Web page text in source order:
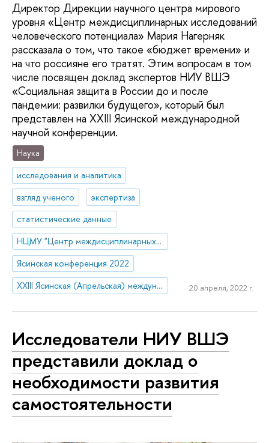
Директор Дирекции научного центра мирового
уровня «Центр междисциплинарных исследований
человеческого потенциала» Мария Нагерняк
рассказала о том, что такое «бюджет времени» и
на что россияне его тратят. Этим вопросам в том
числе посвящен доклад экспертов НИУ ВШЭ
«Социальная защита в России до и после
пандемии: развилки будущего», который был
представлен на XXIII Ясинской международной
научной конференции.
Наука
исследования и аналитика
взгляд ученого
экспертиза
статистические данные
НЦМУ "Центр междисциплинарных исследований человеческого потенциала"
Ясинская конференция 2022
XXIII Ясинская (Апрельская) международная научная конференция по проблемам развития экономики и общества
20 апреля, 2022 г.
Исследователи НИУ ВШЭ
представили доклад о
необходимости развития
самостоятельности